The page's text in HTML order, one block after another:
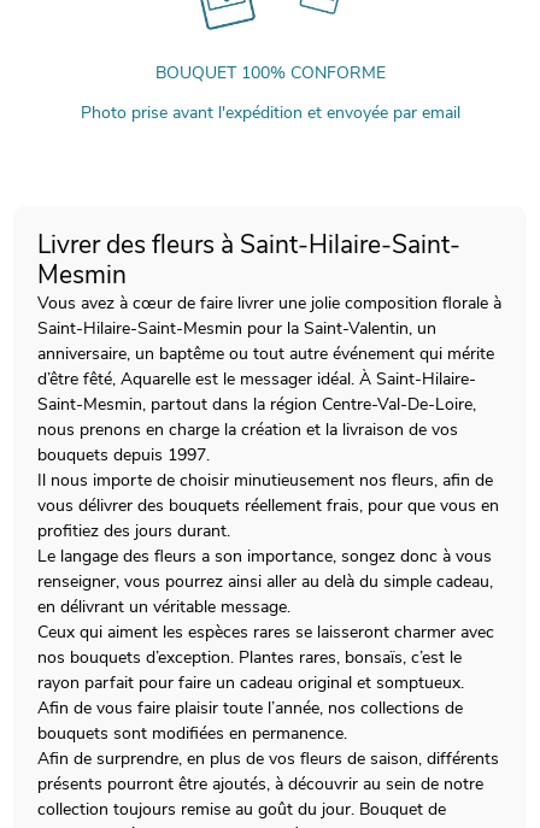
BOUQUET 100% CONFORME
Photo prise avant l'expédition et envoyée par email
Livrer des fleurs à Saint-Hilaire-Saint-
Mesmin
Vous avez à cœur de faire livrer une jolie composition florale à
Saint-Hilaire-Saint-Mesmin pour la Saint-Valentin, un
anniversaire, un baptême ou tout autre événement qui mérite
d’être fêté, Aquarelle est le messager idéal. À Saint-Hilaire-
Saint-Mesmin, partout dans la région Centre-Val-De-Loire,
nous prenons en charge la création et la livraison de vos
bouquets depuis 1997.
Il nous importe de choisir minutieusement nos fleurs, afin de
vous délivrer des bouquets réellement frais, pour que vous en
profitiez des jours durant.
Le langage des fleurs a son importance, songez donc à vous
renseigner, vous pourrez ainsi aller au delà du simple cadeau,
en délivrant un véritable message.
Ceux qui aiment les espèces rares se laisseront charmer avec
nos bouquets d’exception. Plantes rares, bonsaïs, c’est le
rayon parfait pour faire un cadeau original et somptueux.
Afin de vous faire plaisir toute l’année, nos collections de
bouquets sont modifiées en permanence.
Afin de surprendre, en plus de vos fleurs de saison, différents
présents pourront être ajoutés, à découvrir au sein de notre
collection toujours remise au goût du jour. Bouquet de